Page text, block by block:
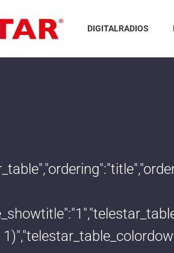
DIGITALRADIOS